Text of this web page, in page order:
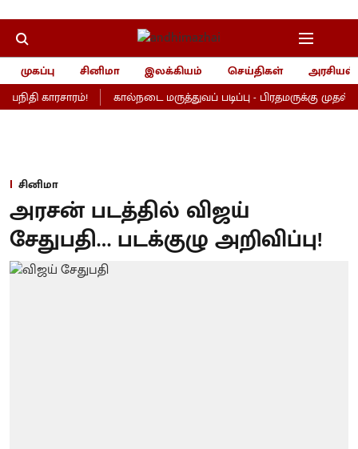
முகப்பு சினிமா இலக்கியம் செய்திகள்
அரசியல்
காரசாரம்!
கால்நடை மருத்துவப் படிப்பு - பிரதமருக்கு
சினிமா
அரசன் படத்தில் விஜய்
சேதுபதி… படக்குழு அறிவிப்பு!